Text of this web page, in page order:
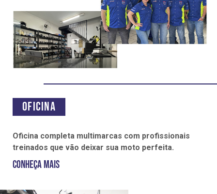
Oficina
Oficina completa multimarcas com profissionais
treinados que vão deixar sua moto perfeita.
Conheça mais